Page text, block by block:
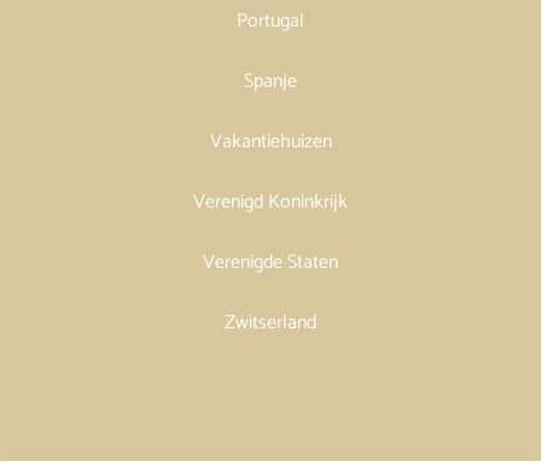
Portugal
Spanje
Vakantiehuizen
Verenigd Koninkrijk
Verenigde Staten
Zwitserland